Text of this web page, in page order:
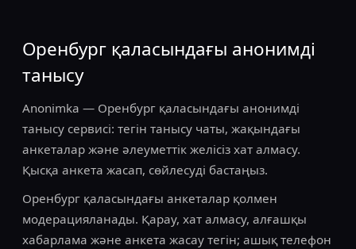
Оренбург қаласындағы анонимді
танысу
Anonimka — Оренбург қаласындағы анонимді
танысу сервисі: тегін танысу чаты, жақындағы
анкеталар және әлеуметтік желісіз хат алмасу.
Қысқа анкета жасап, сөйлесуді бастаңыз.
Оренбург қаласындағы анкеталар қолмен
модерацияланады. Қарау, хат алмасу, алғашқы
хабарлама және анкета жасау тегін; ашық телефон